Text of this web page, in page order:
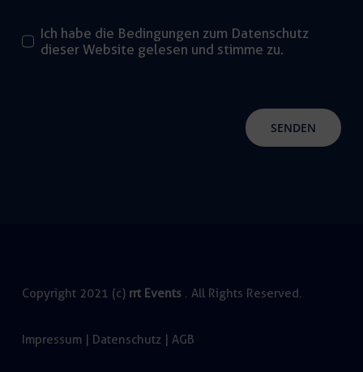
Ich habe die Bedingungen zum Datenschutz
dieser Website gelesen und stimme zu.
SENDEN
Copyright 2021 (c) rrt Events . All Rights Reserved.
Impressum| Datenschutz| AGB